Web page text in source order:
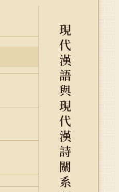
現
代
漢
語
與
現
代
漢
詩
關
系